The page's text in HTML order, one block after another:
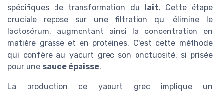
spécifiques de transformation du lait. Cette étape
cruciale repose sur une filtration qui élimine le
lactosérum, augmentant ainsi la concentration en
matière grasse et en protéines. C'est cette méthode
qui confère au yaourt grec son onctuosité, si prisée
pour une sauce épaisse.
La production de yaourt grec implique un